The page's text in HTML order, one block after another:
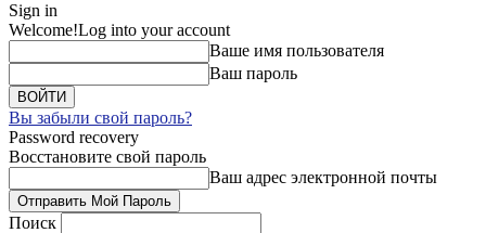
Sign in
Welcome!Log into your account
Ваше имя пользователя
Ваш пароль
Вы забыли свой пароль?
Password recovery
Восстановите свой пароль
Ваш адрес электронной почты
Поиск